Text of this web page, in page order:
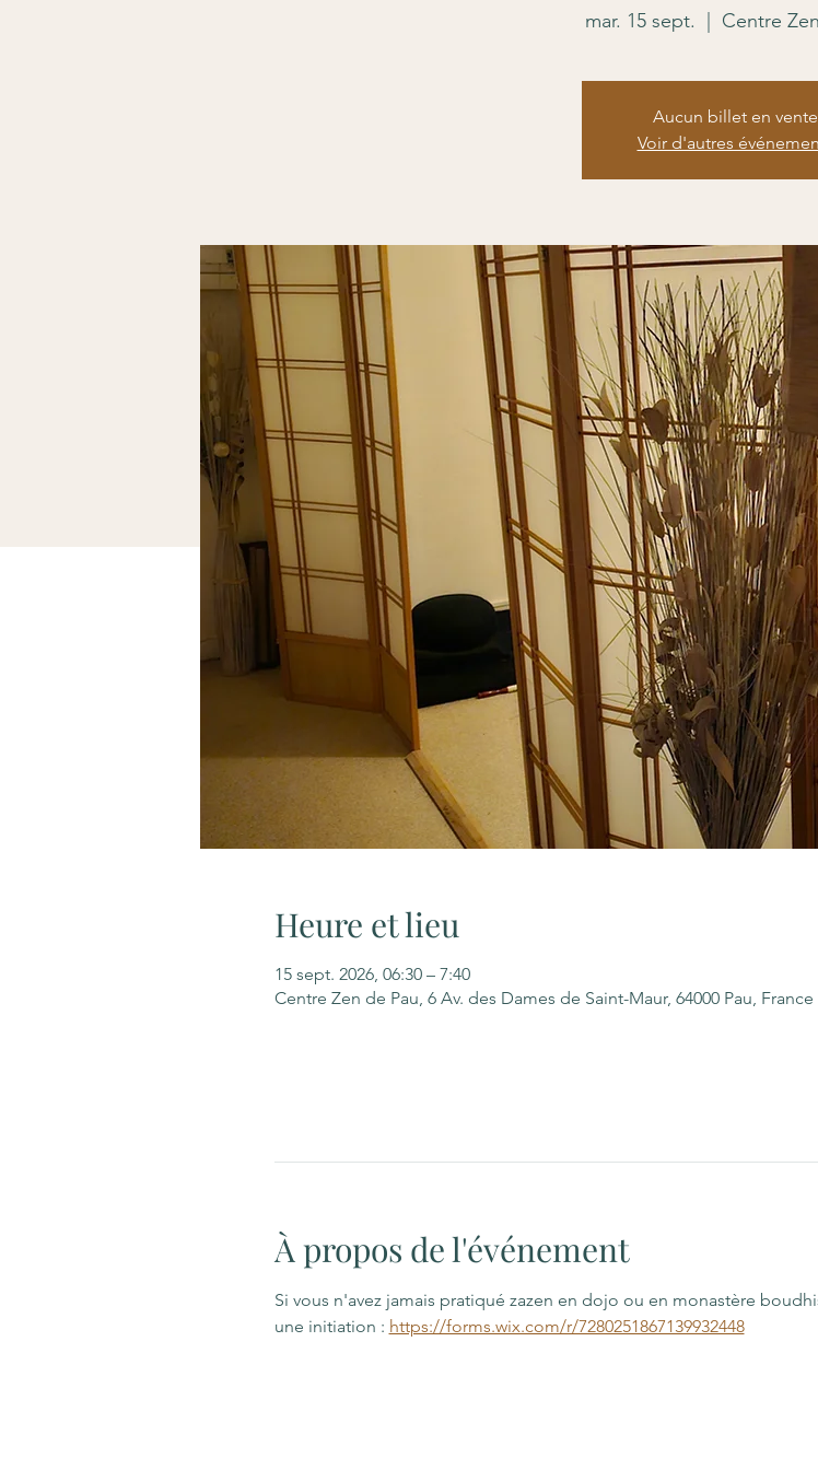
mar. 15 sept. Centre
Aucun billet en vente
Voir d'autres
Heure et lieu
15 sept. 2026, 06:30 – 7:40
Centre Zen de Pau, 6 Av. des Dames de Saint-Maur, 64000 Pau, France
À propos de l'événement
Si vous n'avez jamais pratiqué zazen en dojo ou en monastère
une initiation : https://forms.wix.com/r/7280251867139932448